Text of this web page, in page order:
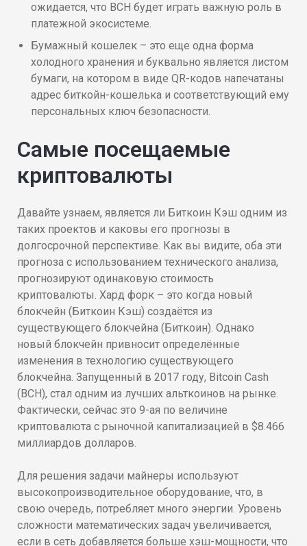
ожидается, что BCH будет играть важную роль в
платежной экосистеме.
Бумажный кошелек – это еще одна форма
холодного хранения и буквально является листом
бумаги, на котором в виде QR-кодов напечатаны
адрес биткойн-кошелька и соответствующий ему
персональных ключ безопасности.
Самые посещаемые
криптовалюты
Давайте узнаем, является ли Биткоин Кэш одним из
таких проектов и каковы его прогнозы в
долгосрочной перспективе. Как вы видите, оба эти
прогноза с использованием технического анализа,
прогнозируют одинаковую стоимость
криптовалюты. Хард форк – это когда новый
блокчейн (Биткоин Кэш) создаётся из
существующего блокчейна (Биткоин). Однако
новый блокчейн привносит определённые
изменения в технологию существующего
блокчейна. Запущенный в 2017 году, Bitcoin Cash
(BCH), стал одним из лучших альткоинов на рынке.
Фактически, сейчас это 9-ая по величине
криптовалюта с рыночной капитализацией в $8.466
миллиардов долларов.
Для решения задачи майнеры используют
высокопроизводительное оборудование, что, в
свою очередь, потребляет много энергии. Уровень
сложности математических задач увеличивается,
если в сеть добавляется больше хэш-мощности, что